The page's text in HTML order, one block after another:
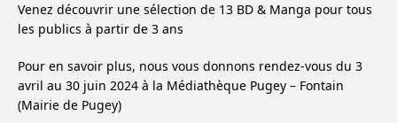
Venez découvrir une sélection de 13 BD & Manga pour tous
les publics à partir de 3 ans
Pour en savoir plus, nous vous donnons rendez-vous du 3
avril au 30 juin 2024 à la Médiathèque Pugey – Fontain
(Mairie de Pugey)